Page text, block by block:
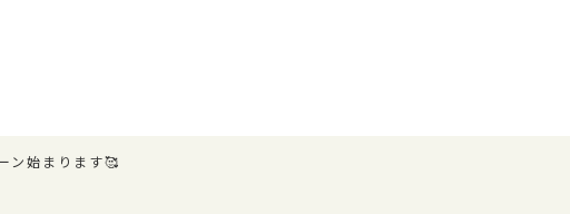
ン始まります🥰